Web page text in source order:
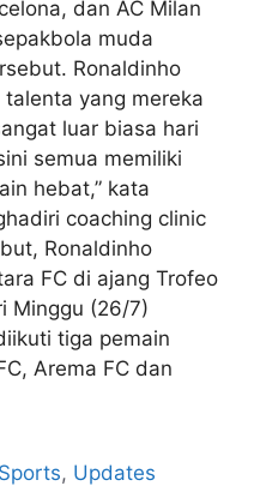
dan AC Milan
muda
Ronaldinho
yang mereka
luar biasa hari
semua memiliki
hebat,” kata
coaching clinic
Ronaldinho
FC di ajang Trofeo
Minggu (26/7)
tiga pemain
Arema FC dan
Sports, Updates